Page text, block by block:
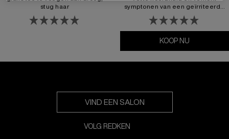
stug haar
symptonen van een geïrriteerde
hoofdhuid.
KOOP NU
VIND EEN SALON
VOLG REDKEN